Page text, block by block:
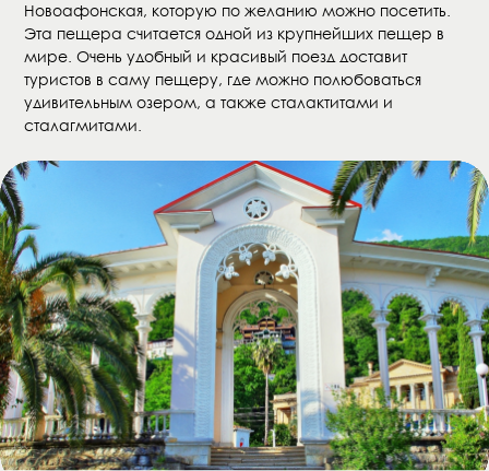
Новоафонская, которую по желанию можно посетить.
Эта пещера считается одной из крупнейших пещер в
мире. Очень удобный и красивый поезд доставит
туристов в саму пещеру, где можно полюбоваться
удивительным озером, а также сталактитами и
сталагмитами.